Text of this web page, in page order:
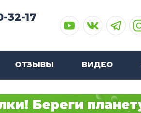
32-17
ОТЗЫВЫ ВИДЕО
Береги